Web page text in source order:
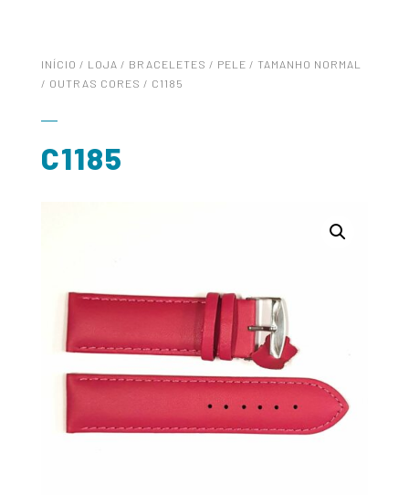
INÍCIO / LOJA / BRACELETES / PELE / TAMANHO NORMAL
/ OUTRAS CORES / C1185
C1185